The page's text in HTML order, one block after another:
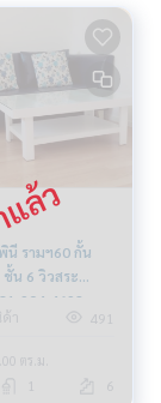
น 6 วิวสระ
904-4692
า
491
ตร.ม.
6